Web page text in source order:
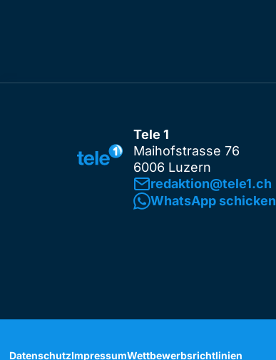
Tele 1
Maihofstrasse 76
6006 Luzern
redaktion@tele1.ch
WhatsApp schicken
DatenschutzImpressumWettbewerbsrichtlinien